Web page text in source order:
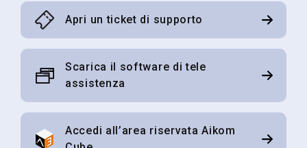
Invia
Apri un ticket di supporto
Scarica il software di tele
assistenza
Accedi all’area riservata Aikom